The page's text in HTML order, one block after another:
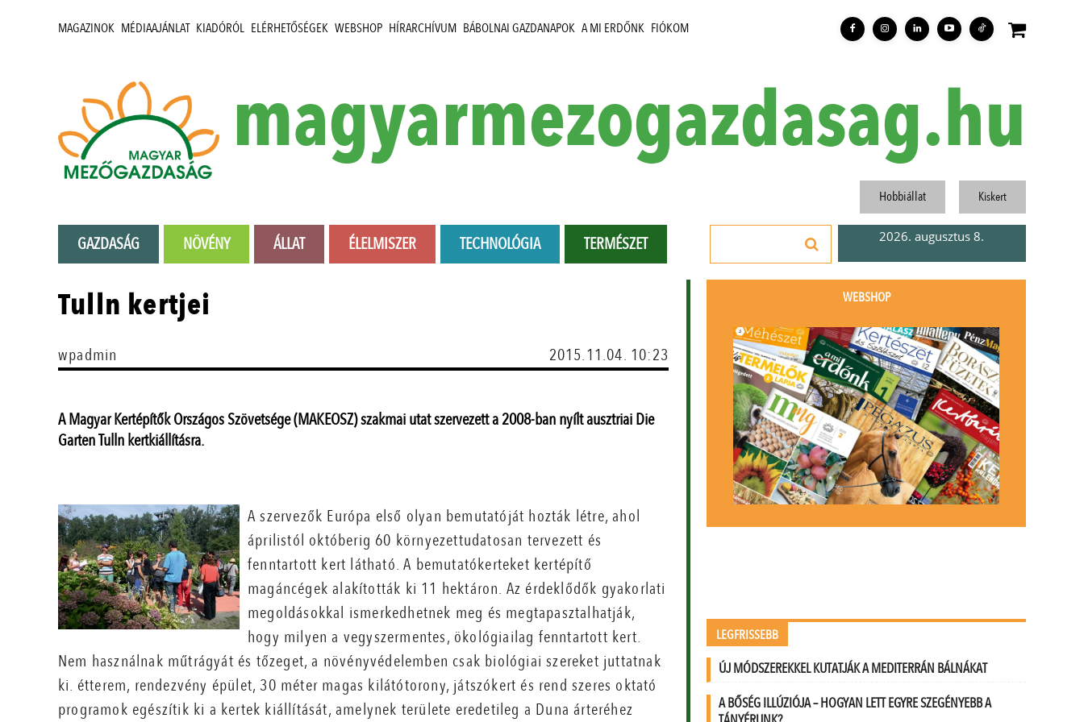
MAGAZINOK MÉDIAAJÁNLAT KIADÓRÓL ELÉRHETŐSÉGEK WEBSHOP HÍRARCHÍVUM BÁBOLNAI GAZDANAPOK A MI ERDŐNK FIÓKOM
magyarmezogazdasag.hu
GAZDASÁG NÖVÉNY ÁLLAT ÉLELMISZER TECHNOLÓGIA TERMÉSZET
Hobbiállat Kiskert
2026. augusztus 8.
Tulln kertjei
wpadmin 2015.11.04. 10:23
A Magyar Kertépítők Országos Szövetsége (MAKEOSZ) szakmai utat szervezett a 2008-ban nyílt ausztriai Die
Garten Tulln kertkiállításra.
A szervezők Európa első olyan bemutatóját hozták létre, ahol
áprilistól októberig 60 környezettudatosan tervezett és
fenntartott kert látható. A bemutatókerteket kertépítő
magáncégek alakították ki 11 hektáron. Az érdeklődők gyakorlati
megoldásokkal ismerkedhetnek meg és megtapasztalhatják,
hogy milyen a vegyszermentes, ökológiailag fenntartott kert.
Nem használnak műtrágyát és tőzeget, a növényvédelemben csak biológiai szereket juttatnak
ki. étterem, rendezvény­ épület, 30 méter magas kilátótorony, játszókert és rend­ szeres oktató
programok egészítik ki a kertek kiállítását, amelynek területe eredetileg a Duna árteréhez
WEBSHOP
LEGFRISSEBB
ÚJ MÓDSZEREKKEL KUTATJÁK A MEDITERRÁN BÁLNÁKAT
A BŐSÉG ILLÚZIÓJA – HOGYAN LETT EGYRE SZEGÉNYEBB A